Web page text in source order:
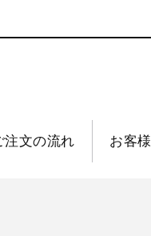
注文の流れ お客